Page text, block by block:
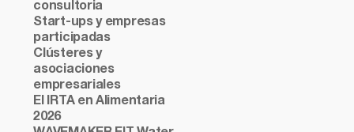
consultoria
Start-ups y empresas
participadas
Clústeres y
asociaciones
empresariales
El IRTA en Alimentaria
2026